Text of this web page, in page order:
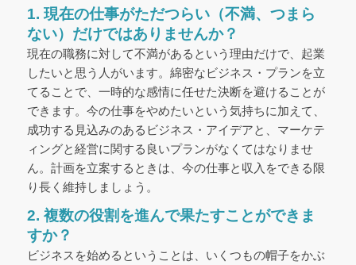
1. 現在の仕事がただつらい（不満、つまら
ない）だけではありませんか？
現在の職務に対して不満があるという理由だけで、起業
したいと思う人がいます。綿密なビジネス・プランを立
てることで、一時的な感情に任せた決断を避けることが
できます。今の仕事をやめたいという気持ちに加えて、
成功する見込みのあるビジネス・アイデアと、マーケテ
ィングと経営に関する良いプランがなくてはなりませ
ん。計画を立案するときは、今の仕事と収入をできる限
り長く維持しましょう。
2. 複数の役割を進んで果たすことができま
すか？
ビジネスを始めるということは、いくつもの帽子をかぶ